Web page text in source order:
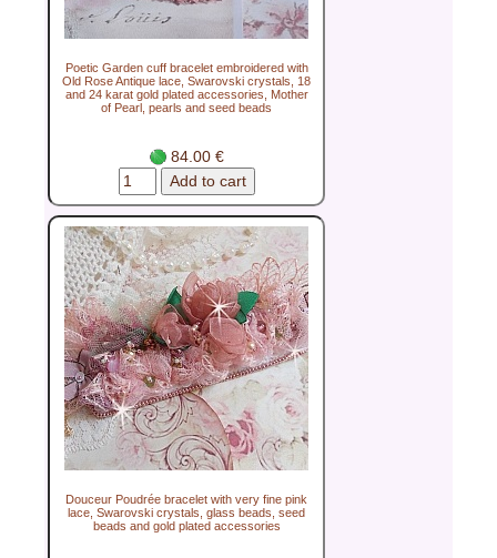
Poetic Garden cuff bracelet embroidered with
Old Rose Antique lace, Swarovski crystals, 18
and 24 karat gold plated accessories, Mother
of Pearl, pearls and seed beads
84.00 €
Douceur Poudrée bracelet with very fine pink
lace, Swarovski crystals, glass beads, seed
beads and gold plated accessories